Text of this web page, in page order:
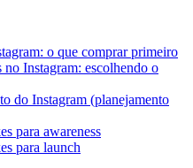
o que comprar primeiro
Instagram: escolhendo o
do Instagram (planejamento
para awareness
para launch